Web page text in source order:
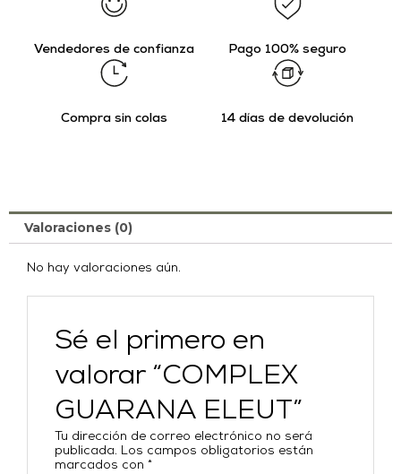
Vendedores de confianza Pago 100% seguro
Compra sin colas 14 días de devolución
Valoraciones (0)
No hay valoraciones aún.
Sé el primero en
valorar “COMPLEX
GUARANA ELEUT”
Tu dirección de correo electrónico no será
publicada. Los campos obligatorios están
marcados con*